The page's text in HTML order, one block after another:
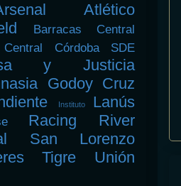
Atlético
Barracas Central
Central Córdoba SDE
y Justicia
Godoy Cruz
Instituto
Lanús
Racing
River
San Lorenzo
Tigre
Unión